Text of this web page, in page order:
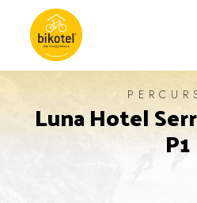
SOBRE NÓS
Luna Hotel
P1